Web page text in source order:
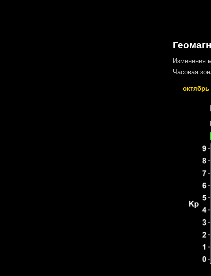
Изменения
Часовая
октябрь